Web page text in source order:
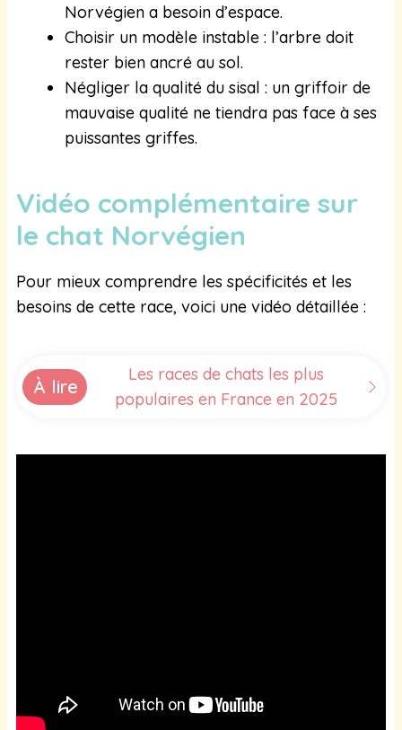
Norvégien a besoin d’espace.
Choisir un modèle instable : l’arbre doit
rester bien ancré au sol.
Négliger la qualité du sisal : un griffoir de
mauvaise qualité ne tiendra pas face à ses
puissantes griffes.
Vidéo complémentaire sur
le chat Norvégien
Pour mieux comprendre les spécificités et les
besoins de cette race, voici une vidéo détaillée :
À lire
Les races de chats les plus
populaires en France en 2025